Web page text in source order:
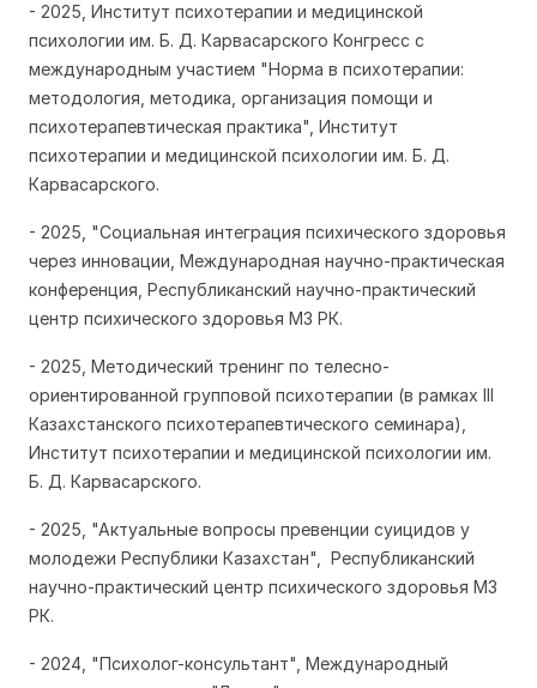
- 2025, Институт психотерапии и медицинской
психологии им. Б. Д. Карвасарского Конгресс с
международным участием "Норма в психотерапии:
методология, методика, организация помощи и
психотерапевтическая практика", Институт
психотерапии и медицинской психологии им. Б. Д.
Карвасарского.
- 2025, "Социальная интеграция психического здоровья
через инновации, Международная научно-практическая
конференция, Республиканский научно-практический
центр психического здоровья МЗ РК.
- 2025, Методический тренинг по телесно-
ориентированной групповой психотерапии (в рамках III
Казахстанского психотерапевтического семинара),
Институт психотерапии и медицинской психологии им.
Б. Д. Карвасарского.
- 2025, "Актуальные вопросы превенции суицидов у
молодежи Республики Казахстан", Республиканский
научно-практический центр психического здоровья МЗ
РК.
- 2024, "Психолог-консультант", Международный